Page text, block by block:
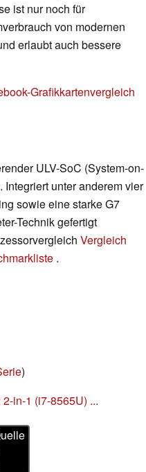
ist nur noch für
von modernen
erlaubt auch bessere
Grafikkartenvergleich
ULV-SoC (System-on-
unter anderem vier
sowie eine starke G7
Technik gefertigt
Vergleich
.
)
in-1 (i7-8565U) ...